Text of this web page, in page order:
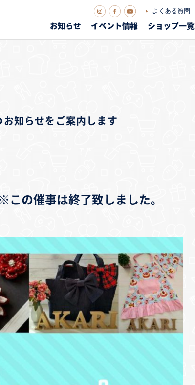
よくある質問
お知らせ イベント情報 ショップ一覧
知らせをご案内します
の催事は終了致しました。